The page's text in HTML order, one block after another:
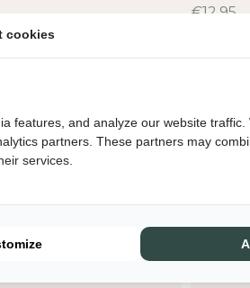
€12,95
cookies
features, and analyze our website
partners. These partners may
services.